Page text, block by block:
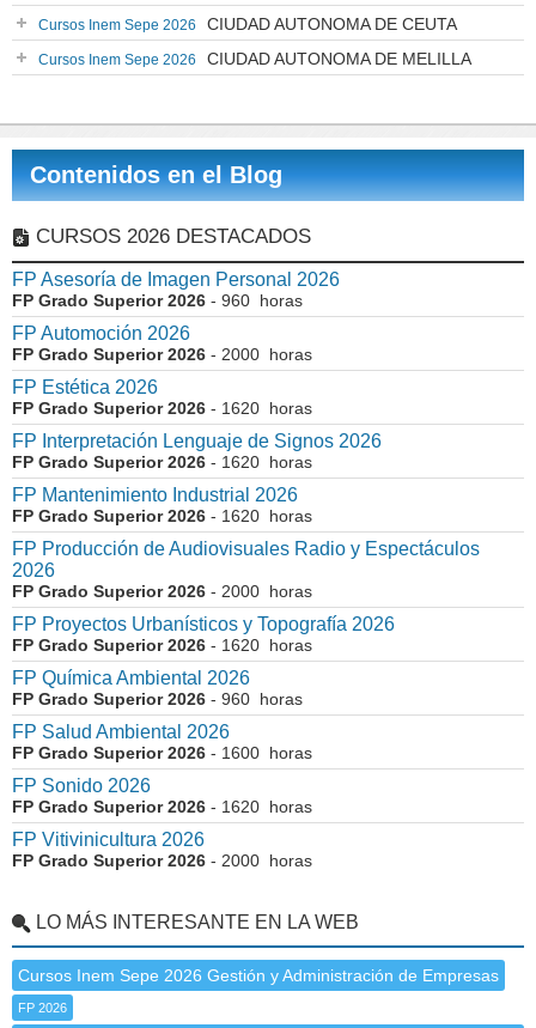
Cursos Inem Sepe 2026 CIUDAD AUTONOMA DE CEUTA
Cursos Inem Sepe 2026 CIUDAD AUTONOMA DE MELILLA
Contenidos en el Blog
CURSOS 2026 DESTACADOS
FP Asesoría de Imagen Personal 2026
FP Grado Superior 2026 - 960 horas
FP Automoción 2026
FP Grado Superior 2026 - 2000 horas
FP Estética 2026
FP Grado Superior 2026 - 1620 horas
FP Interpretación Lenguaje de Signos 2026
FP Grado Superior 2026 - 1620 horas
FP Mantenimiento Industrial 2026
FP Grado Superior 2026 - 1620 horas
FP Producción de Audiovisuales Radio y Espectáculos
2026
FP Grado Superior 2026 - 2000 horas
FP Proyectos Urbanísticos y Topografía 2026
FP Grado Superior 2026 - 1620 horas
FP Química Ambiental 2026
FP Grado Superior 2026 - 960 horas
FP Salud Ambiental 2026
FP Grado Superior 2026 - 1600 horas
FP Sonido 2026
FP Grado Superior 2026 - 1620 horas
FP Vitivinicultura 2026
FP Grado Superior 2026 - 2000 horas
LO MÁS INTERESANTE EN LA WEB
Cursos Inem Sepe 2026 Gestión y Administración de Empresas
FP 2026